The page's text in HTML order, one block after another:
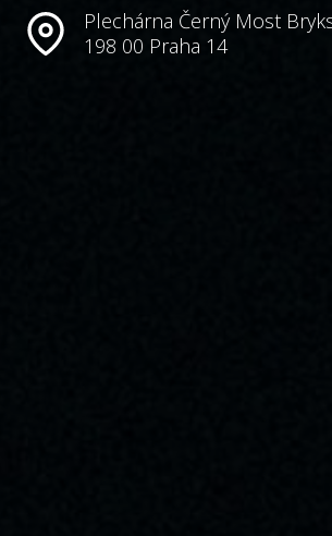
Plechárna Černý Most
198 00 Praha 14